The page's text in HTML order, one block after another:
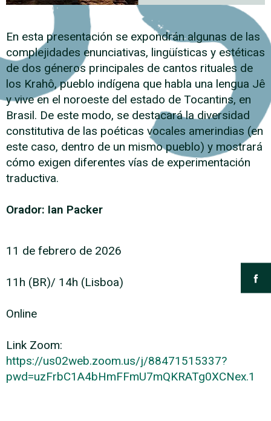
En esta presentación se expondrán algunas de las
complejidades enunciativas, lingüísticas y estéticas
de dos géneros principales de cantos rituales de
los Krahô, pueblo indígena que habla una lengua Jê
y vive en el noroeste del estado de Tocantins, en
Brasil. De este modo, se destacará la diversidad
constitutiva de las poéticas vocales amerindias (en
este caso, dentro de un mismo pueblo) y mostrará
cómo exigen diferentes vías de experimentación
traductiva.
Orador: Ian Packer
11 de febrero de 2026
11h (BR)/ 14h (Lisboa)
Online
Link Zoom:
https://us02web.zoom.us/j/88471515337?
pwd=uzFrbC1A4bHmFFmU7mQKRATg0XCNex.1